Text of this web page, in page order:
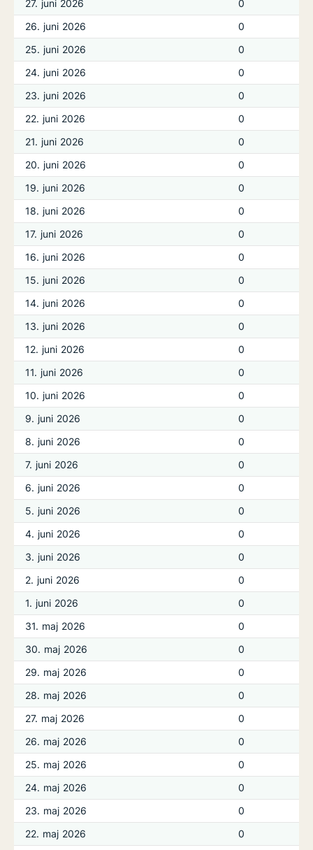
27. juni 2026
0
26. juni 2026
0
25. juni 2026
0
24. juni 2026
0
23. juni 2026
0
22. juni 2026
0
21. juni 2026
0
20. juni 2026
0
19. juni 2026
0
18. juni 2026
0
17. juni 2026
0
16. juni 2026
0
15. juni 2026
0
14. juni 2026
0
13. juni 2026
0
12. juni 2026
0
11. juni 2026
0
10. juni 2026
0
9. juni 2026
0
8. juni 2026
0
7. juni 2026
0
6. juni 2026
0
5. juni 2026
0
4. juni 2026
0
3. juni 2026
0
2. juni 2026
0
1. juni 2026
0
31. maj 2026
0
30. maj 2026
0
29. maj 2026
0
28. maj 2026
0
27. maj 2026
0
26. maj 2026
0
25. maj 2026
0
24. maj 2026
0
23. maj 2026
0
22. maj 2026
0